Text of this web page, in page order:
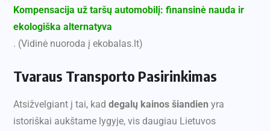
Kompensacija už taršų automobilį: finansinė nauda ir
ekologiška alternatyva
. (Vidinė nuoroda į ekobalas.lt)
Tvaraus Transporto Pasirinkimas
Atsižvelgiant į tai, kad degalų kainos šiandien yra
istoriškai aukštame lygyje, vis daugiau Lietuvos